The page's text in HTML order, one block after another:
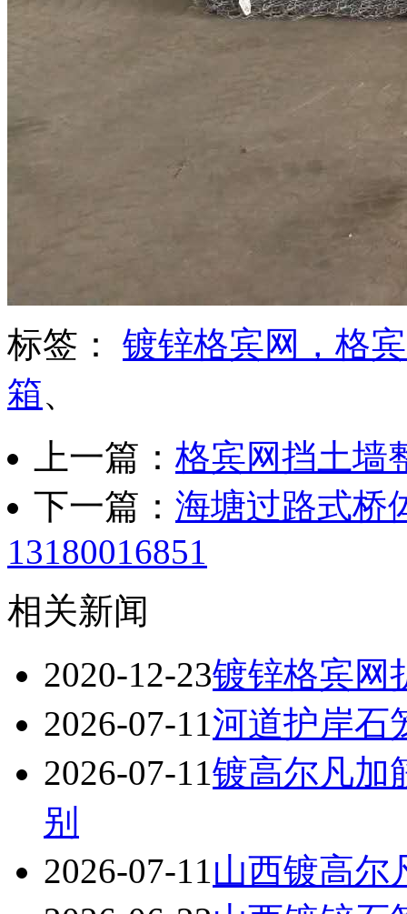
标签： 镀锌格宾网，格
箱、
上一篇： 格宾网挡土墙
下一篇： 海塘过路式桥
13180016851
相关新闻
2020-12-23镀锌格宾网
2026-07-11河道护岸石
2026-07-11镀高尔凡加
别
2026-07-11山西镀高尔